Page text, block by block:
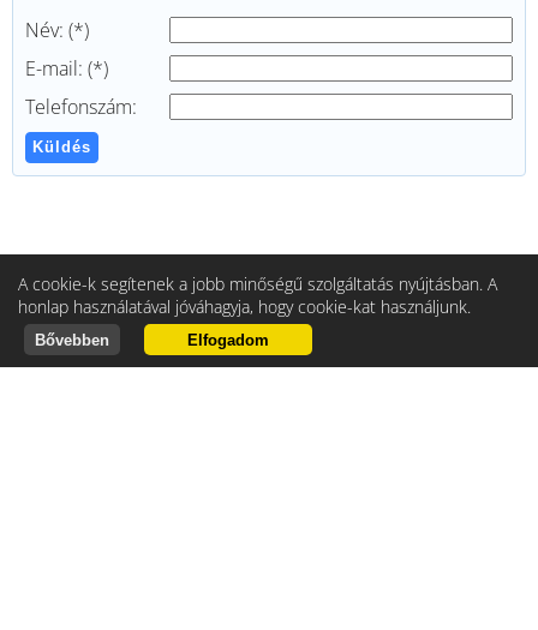
Név: (*)
E-mail: (*)
Telefonszám:
Küldés
A cookie-k segítenek a jobb minőségű szolgáltatás nyújtásban. A
honlap használatával jóváhagyja, hogy cookie-kat használjunk.
Bővebben Elfogadom